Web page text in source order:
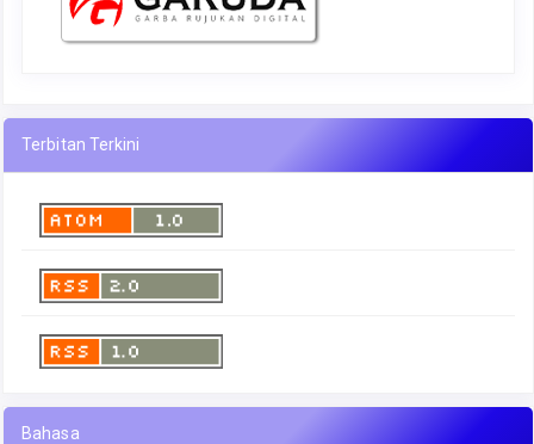
Terbitan Terkini
Bahasa